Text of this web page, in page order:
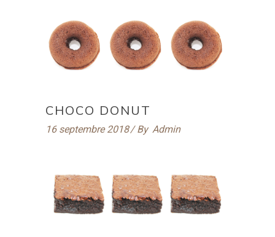
CHOCO DONUT
16 septembre 2018 By Admin